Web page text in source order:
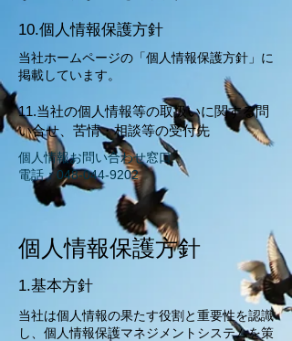
10.個人情報保護方針
当社ホームページの「個人情報保護方針」に
掲載しています。
11.当社の個人情報等の取扱いに関する問
い合せ、苦情・相談等の受付先
個人情報お問い合わせ窓口
電話：048-044-9202
​個人情報保護方針
1.基本方針
当社は個人情報の果たす役割と重要性を認識
し、個人情報保護マネジメントシステムを策